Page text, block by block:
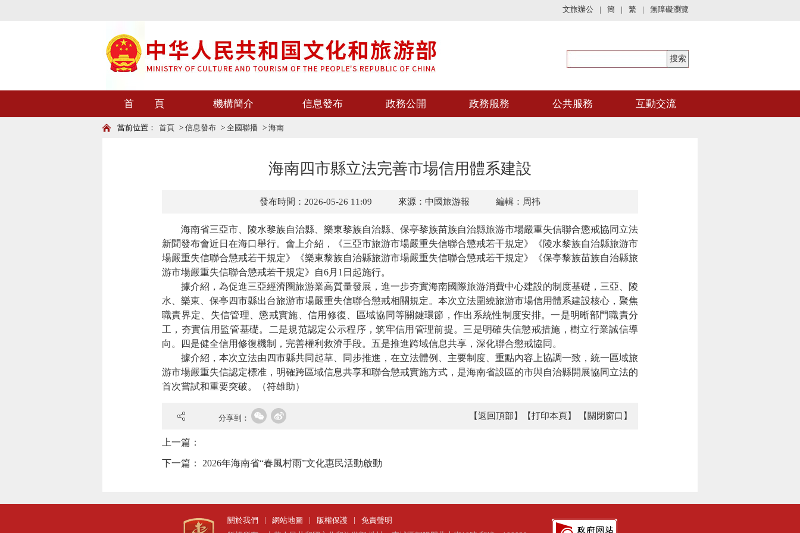
文旅辦公 | 簡 | 繁 | 無障礙瀏覽
首 頁 機構簡介 信息發布 政務公開 政務服務 公共服務 互動交流
當前位置： 首頁 > 信息發布 > 全國聯播 > 海南
海南四市縣立法完善市場信用體系建設
發布時間：2026-05-26 11:09 來源：中國旅游報 編輯：周祎
海南省三亞市、陵水黎族自治縣、樂東黎族自治縣、保亭黎族苗族自治縣旅游市場嚴重失信聯合懲戒協同立法
新聞發布會近日在海口舉行。會上介紹，《三亞市旅游市場嚴重失信聯合懲戒若干規定》《陵水黎族自治縣旅游市
場嚴重失信聯合懲戒若干規定》《樂東黎族自治縣旅游市場嚴重失信聯合懲戒若干規定》《保亭黎族苗族自治縣旅
游市場嚴重失信聯合懲戒若干規定》自6月1日起施行。
據介紹，為促進三亞經濟圈旅游業高質量發展，進一步夯實海南國際旅游消費中心建設的制度基礎，三亞、陵
水、樂東、保亭四市縣出台旅游市場嚴重失信聯合懲戒相關規定。本次立法圍繞旅游市場信用體系建設核心，聚焦
職責界定、失信管理、懲戒實施、信用修復、區域協同等關鍵環節，作出系統性制度安排。一是明晰部門職責分
工，夯實信用監管基礎。二是規范認定公示程序，筑牢信用管理前提。三是明確失信懲戒措施，樹立行業誠信導
向。四是健全信用修復機制，完善權利救濟手段。五是推進跨域信息共享，深化聯合懲戒協同。
據介紹，本次立法由四市縣共同起草、同步推進，在立法體例、主要制度、重點內容上協調一致，統一區域旅
游市場嚴重失信認定標准，明確跨區域信息共享和聯合懲戒實施方式，是海南省設區的市與自治縣開展協同立法的
首次嘗試和重要突破。
（符雄助）
分享到： 【返回頂部】 【打印本頁】 【關閉窗口】
上一篇：
下一篇： 2026年海南省“春風村雨”文化惠民活動啟動